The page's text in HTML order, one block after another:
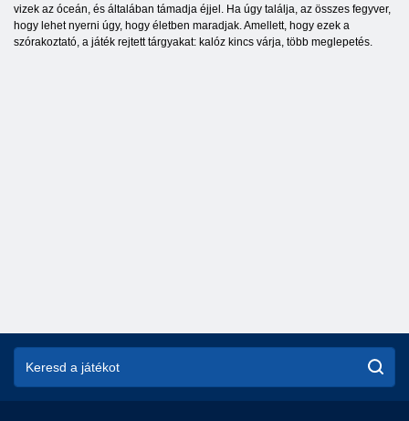
vizek az óceán, és általában támadja éjjel. Ha úgy találja, az összes fegyver,
hogy lehet nyerni úgy, hogy életben maradjak. Amellett, hogy ezek a
szórakoztató, a játék rejtett tárgyakat: kalóz kincs várja, több meglepetés.